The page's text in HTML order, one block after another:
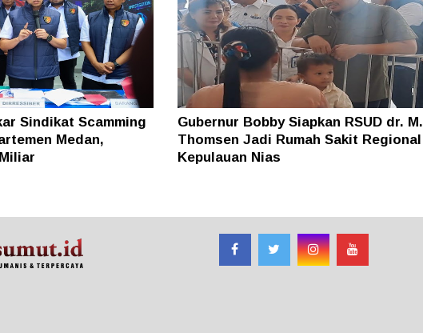
Sindikat Scamming
Medan,
Gubernur Bobby Siapkan RSUD dr. M.
Thomsen Jadi Rumah Sakit Regional
Kepulauan Nias